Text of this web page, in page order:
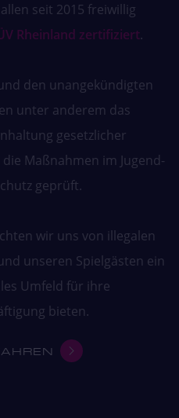
seit 2015 freiwillig
Rheinland zertifiziert.
den unangekündigten
unter anderem das
gesetzlicher
Maßnahmen im Jugend-
geprüft.
wir uns von illegalen
unseren Spielgästen ein
Umfeld für ihre
bieten.